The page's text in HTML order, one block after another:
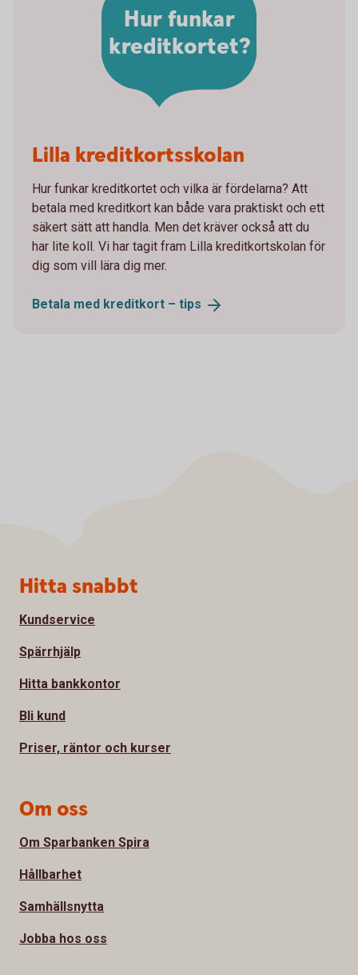
Hur funkar
kreditkortet?
Lilla kreditkortsskolan
Hur funkar kreditkortet och vilka är fördelarna? Att
betala med kreditkort kan både vara praktiskt och ett
säkert sätt att handla. Men det kräver också att du
har lite koll. Vi har tagit fram Lilla kreditkortskolan för
dig som vill lära dig mer.
Betala med kreditkort – tips
Sidfot
Hitta snabbt
Kundservice
Spärrhjälp
Hitta bankkontor
Bli kund
Priser, räntor och kurser
Om oss
Om Sparbanken Spira
Hållbarhet
Samhällsnytta
Jobba hos oss